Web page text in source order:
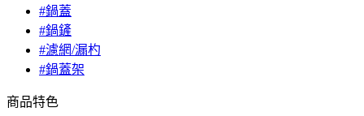
#鍋蓋
#鍋鏟
#濾網/漏杓
#鍋蓋架
商品特色